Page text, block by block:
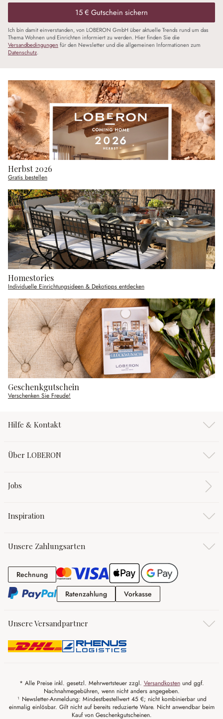
15 € Gutschein sichern
Ich bin damit einverstanden, von LOBERON GmbH über aktuelle Trends rund um das
Thema Wohnen und Einrichten informiert zu werden. Hier finden Sie die
Versandbedingungen für den Newsletter und die allgemeinen Informationen zum
Datenschutz.
Herbst 2026
Gratis bestellen
Homestories
Individuelle Einrichtungsideen & Dekotipps entdecken
Geschenkgutschein
Verschenken Sie Freude!
Hilfe & Kontakt
Über LOBERON
Jobs
Inspiration
Unsere Zahlungsarten
RechnungRechnung
RatenzahlungRatenzahlung
Vorkasse
Unsere Versandpartner
* Alle Preise inkl. gesetzl. Mehrwertsteuer zzgl. Versandkostenund ggf.
Nachnahmegebühren, wenn nicht anders angegeben.
¹ Newsletter-Anmeldung: Mindestbestellwert 45 €; nicht kombinierbar und
einmalig einlösbar. Gilt nicht auf bereits reduzierte Ware. Nicht anwendbar beim
Kauf von Geschenkgutscheinen.